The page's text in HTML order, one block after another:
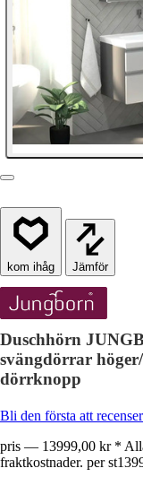
Jämför
Duschhörn
svängdörrar
dörrknopp
Bli den första att
pris — 13999,00 kr *
fraktkostnader. per st